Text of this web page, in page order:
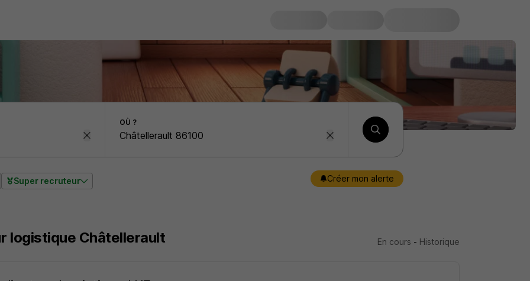
OÙ ?
Super recruteur Créer mon alerte
logistique Châtellerault En cours - Historique